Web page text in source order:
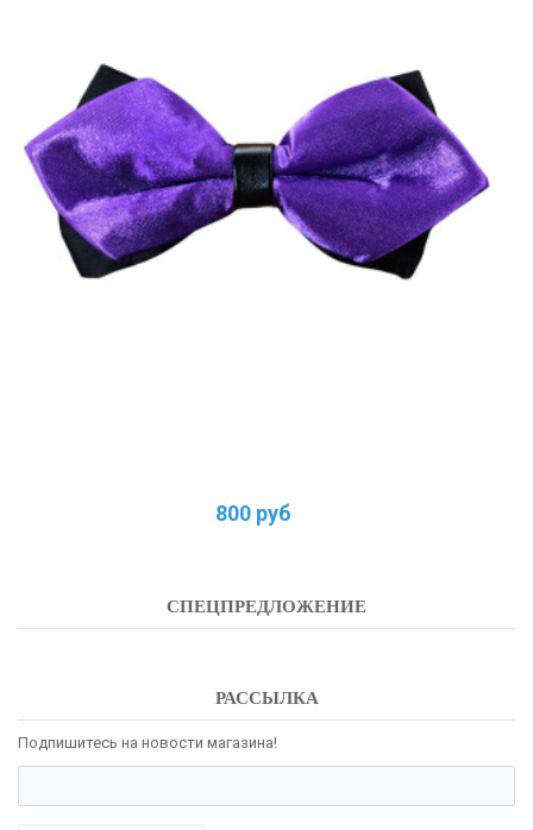
800 руб
СПЕЦПРЕДЛОЖЕНИЕ
РАССЫЛКА
Подпишитесь на новости магазина!